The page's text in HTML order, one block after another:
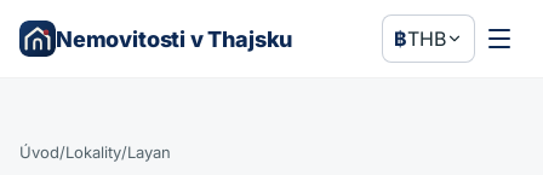
Nemovitosti v Thajsku ฿THB
Úvod/Lokality/Layan